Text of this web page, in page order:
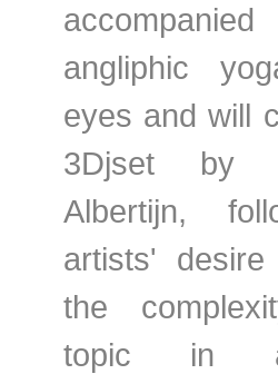
angliphic
eyes and will
3Djset by
Albertijn,
artists'
the
topic in